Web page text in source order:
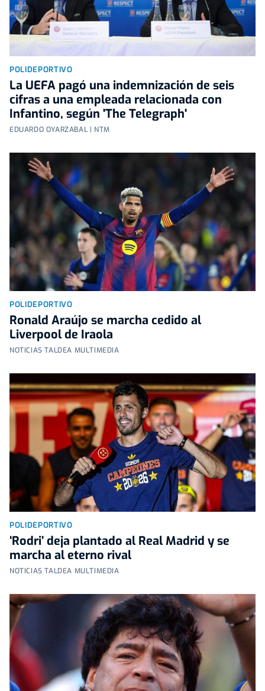
POLIDEPORTIVO
La UEFA pagó una indemnización de seis
cifras a una empleada relacionada con
Infantino, según 'The Telegraph'
EDUARDO OYARZABAL | NTM
POLIDEPORTIVO
Ronald Araújo se marcha cedido al
Liverpool de Iraola
NOTICIAS TALDEA MULTIMEDIA
POLIDEPORTIVO
‘Rodri’ deja plantado al Real Madrid y se
marcha al eterno rival
NOTICIAS TALDEA MULTIMEDIA